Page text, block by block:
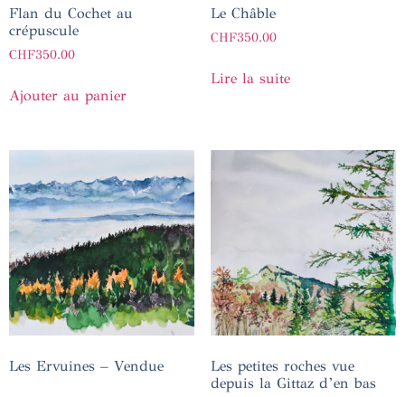
Flan du Cochet au
crépuscule
CHF350.00
Ajouter au panier
Le Châble
CHF350.00
Lire la suite
Les Ervuines – Vendue
Les petites roches vue
depuis la Gittaz d’en bas